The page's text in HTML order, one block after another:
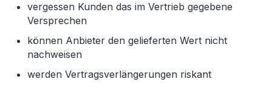
vergessen Kunden das im Vertrieb gegebene
Versprechen
können Anbieter den gelieferten Wert nicht
nachweisen
werden Vertragsverlängerungen riskant